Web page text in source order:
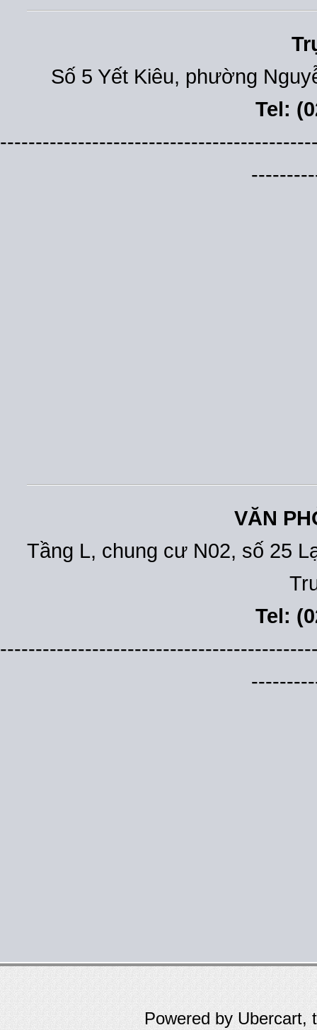
Số 5 Yết Kiêu, phường
Tel:
VĂN
Tầng L, chung cư N02, số 25
Tel:
Powered by Ubercart,